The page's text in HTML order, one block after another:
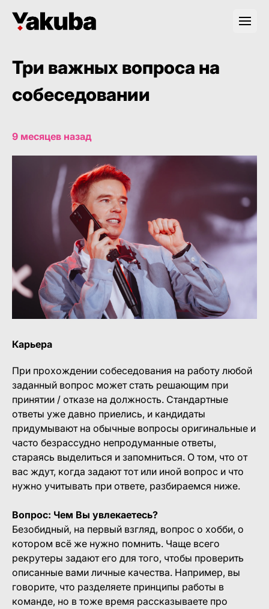
Три важных вопроса на
собеседовании
9 месяцев назад
Карьера
При прохождении собеседования на работу любой
заданный вопрос может стать решающим при
принятии / отказе на должность. Стандартные
ответы уже давно приелись, и кандидаты
придумывают на обычные вопросы оригинальные и
часто безрассудно непродуманные ответы,
стараясь выделиться и запомниться. О том, что от
вас ждут, когда задают тот или иной вопрос и что
нужно учитывать при ответе, разбираемся ниже.
Вопрос: Чем Вы увлекаетесь?
Безобидный, на первый взгляд, вопрос о хобби, о
котором всё же нужно помнить. Чаще всего
рекрутеры задают его для того, чтобы проверить
описанные вами личные качества. Например, вы
говорите, что разделяете принципы работы в
команде, но в тоже время рассказываете про